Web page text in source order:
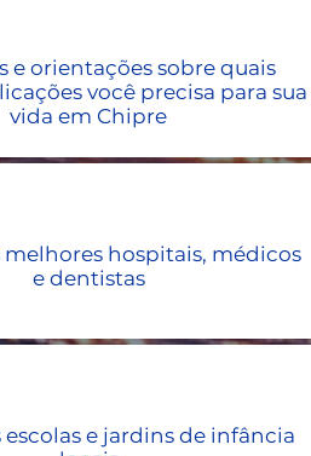
e orientações sobre quais
você precisa para sua
vida em Chipre
melhores hospitais, médicos
e dentistas
escolas e jardins de infância